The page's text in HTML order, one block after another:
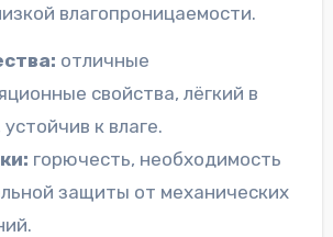
влагопроницаемости.
отличные
свойства, лёгкий в
к влаге.
горючесть, необходимость
защиты от механических